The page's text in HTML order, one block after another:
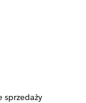
sprzedaży